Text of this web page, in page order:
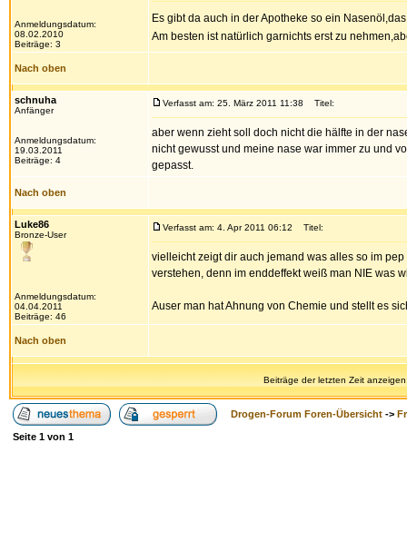
Anmeldungsdatum:
08.02.2010
Beiträge: 3
Es gibt da auch in der Apotheke so ein
Am besten ist natürlich garnichts erst zu
Nach oben
schnuha
Anfänger
Anmeldungsdatum:
19.03.2011
Beiträge: 4
Verfasst am: 25. März 2011 11:38 Titel:
aber wenn zieht soll doch nicht die hälfte in der
nicht gewusst und meine nase war immer zu und
gepasst.
Nach oben
Luke86
Bronze-User
Anmeldungsdatum:
04.04.2011
Beiträge: 46
Verfasst am: 4. Apr 2011 06:12 Titel:
vielleicht zeigt dir auch jemand was alles so im
verstehen, denn im enddeffekt weiß man NIE was
Auser man hat Ahnung von Chemie und stellt es
Nach oben
Beiträge der letzten Zeit
Drogen-Forum Foren-Übersicht ->
Seite 1 von 1